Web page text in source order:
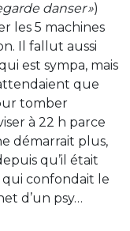
danser »)
les 5 machines
Il fallut aussi
est sympa, mais
que
tomber
à 22 h parce
démarrait plus,
qu’il était
confondait le
d’un psy…